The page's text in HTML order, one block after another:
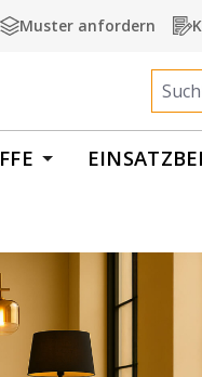
Muster anfordern